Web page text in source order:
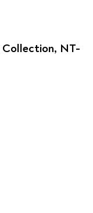
Collection, NT-